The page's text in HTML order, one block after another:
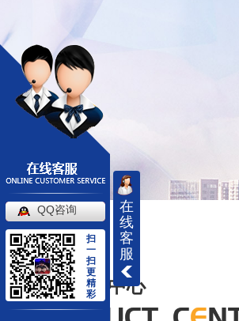
产品中心
在
线
客
服
QQ咨询
扫
一
扫
更
精
彩